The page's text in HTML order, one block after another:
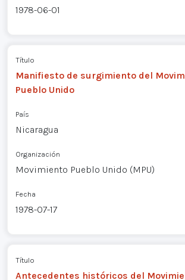
1978-06-01
Título
Manifiesto de surgimiento del
Pueblo Unido
País
Nicaragua
Organización
Movimiento Pueblo Unido (MPU)
Fecha
1978-07-17
Título
Antecedentes históricos del